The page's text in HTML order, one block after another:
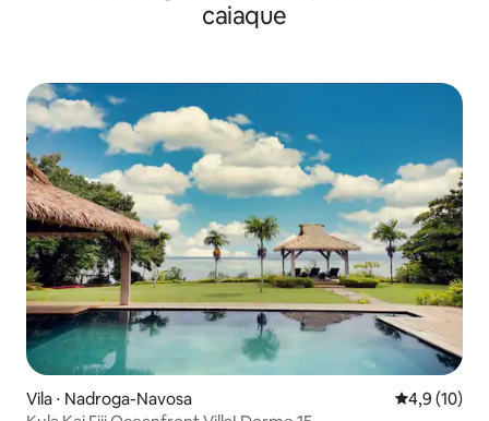
caiaque
Vila ⋅ Nadroga-Navosa 4,9 de uma
4,9 (10)